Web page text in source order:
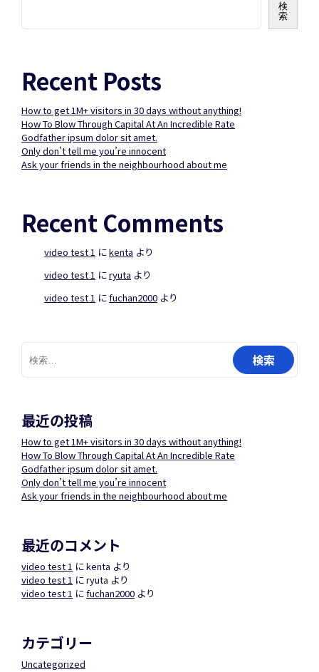
検
索
Recent Posts
How to get 1M+ visitors in 30 days without anything!
How To Blow Through Capital At An Incredible Rate
Godfather ipsum dolor sit amet.
Only don’t tell me you’re innocent
Ask your friends in the neighbourhood about me
Recent Comments
video test 1 にkenta より
video test 1 にryuta より
video test 1 にfuchan2000 より
検
索:
最近の投稿
How to get 1M+ visitors in 30 days without anything!
How To Blow Through Capital At An Incredible Rate
Godfather ipsum dolor sit amet.
Only don’t tell me you’re innocent
Ask your friends in the neighbourhood about me
最近のコメント
video test 1 にkenta より
video test 1 にryuta より
video test 1 にfuchan2000 より
カテゴリー
Uncategorized